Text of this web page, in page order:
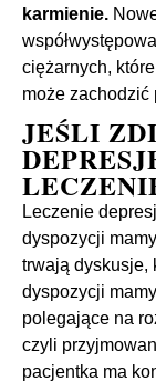
karmienie.
ciężarnych,
może zachodzić
JEŚLI
Leczenie
dyspozycji
trwają dyskusje,
dyspozycji
polegające na
czyli
pacjentka ma